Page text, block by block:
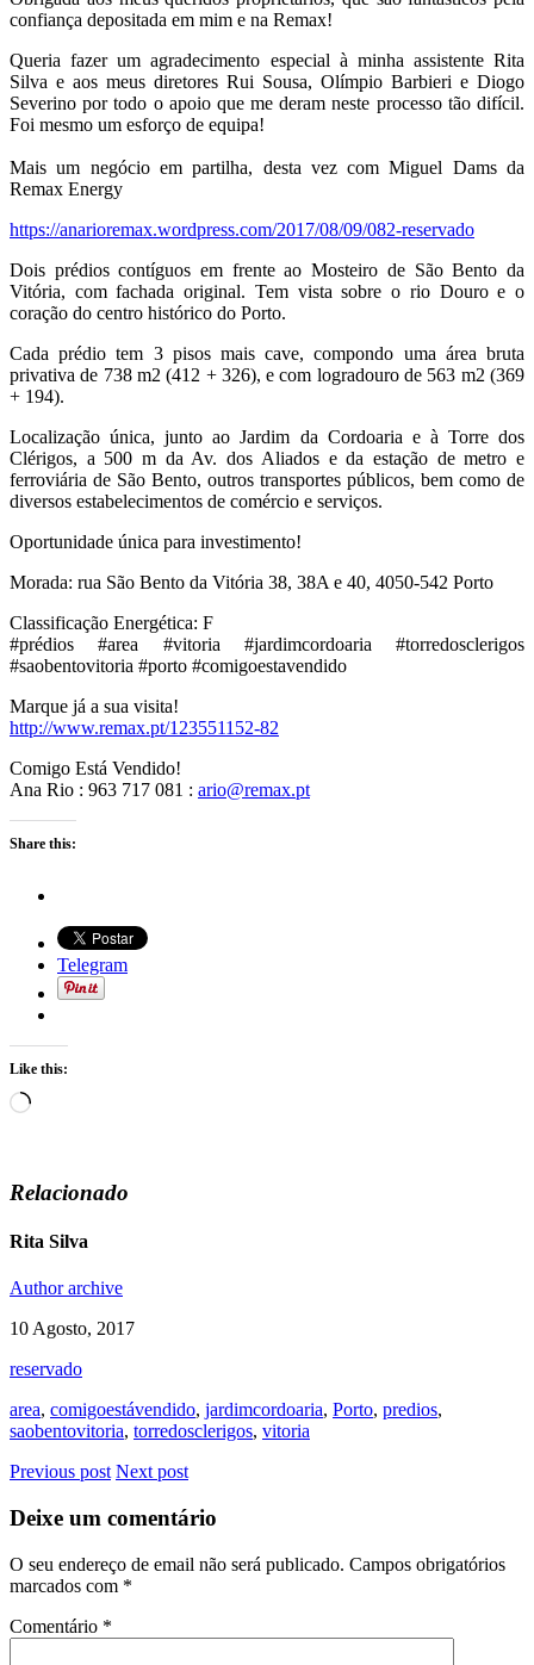
confiança depositada em mim e na Remax!
Queria fazer um agradecimento especial à minha assistente Rita
Silva e aos meus diretores Rui Sousa, Olímpio Barbieri e Diogo
Severino por todo o apoio que me deram neste processo tão difícil.
Foi mesmo um esforço de equipa!
Mais um negócio em partilha, desta vez com Miguel Dams da
Remax Energy
https://anarioremax.wordpress.com/2017/08/09/082-reservado
Dois prédios contíguos em frente ao Mosteiro de São Bento da
Vitória, com fachada original. Tem vista sobre o rio Douro e o
coração do centro histórico do Porto.
Cada prédio tem 3 pisos mais cave, compondo uma área bruta
privativa de 738 m2 (412 + 326), e com logradouro de 563 m2 (369
+ 194).
Localização única, junto ao Jardim da Cordoaria e à Torre dos
Clérigos, a 500 m da Av. dos Aliados e da estação de metro e
ferroviária de São Bento, outros transportes públicos, bem como de
diversos estabelecimentos de comércio e serviços.
Oportunidade única para investimento!
Morada: rua São Bento da Vitória 38, 38A e 40, 4050-542 Porto
Classificação Energética: F
#prédios #area #vitoria #jardimcordoaria #torredosclerigos
#saobentovitoria #porto #comigoestavendido
Marque já a sua visita!
http://www.remax.pt/123551152-82
Comigo Está Vendido!
Ana Rio : 963 717 081 : ario@remax.pt
Share this:
Telegram
Like this:
Loading…
Relacionado
Rita Silva
Author archive
10 Agosto, 2017
reservado
area, comigoestávendido, jardimcordoaria, Porto, predios,
saobentovitoria, torredosclerigos, vitoria
Previous post Next post
Deixe um comentário
O seu endereço de email não será publicado. Campos obrigatórios
marcados com *
Comentário *